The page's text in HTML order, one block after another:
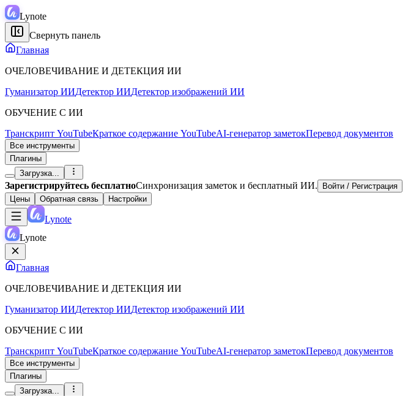
Lynote
Свернуть панель
Главная
ОЧЕЛОВЕЧИВАНИЕ И ДЕТЕКЦИЯ ИИ
Гуманизатор ИИДетектор ИИДетектор изображений ИИ
ОБУЧЕНИЕ С ИИ
Транскрипт YouTubeКраткое содержание YouTubeAI-генератор заметокПеревод документов
Все инструменты
Плагины
Загрузка...
Зарегистрируйтесь бесплатноСинхронизация заметок и бесплатный ИИ.
Войти / Регистрация
Цены
Обратная связь Настройки
Lynote
Lynote
Главная
ОЧЕЛОВЕЧИВАНИЕ И ДЕТЕКЦИЯ ИИ
Гуманизатор ИИДетектор ИИДетектор изображений ИИ
ОБУЧЕНИЕ С ИИ
Транскрипт YouTubeКраткое содержание YouTubeAI-генератор заметокПеревод документов
Все инструменты
Плагины
Загрузка...